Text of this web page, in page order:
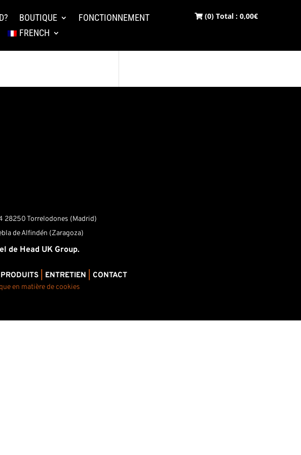
BOUTIQUE
FONCTIONNEMENT
FRENCH
(0) Total :0,00€
28250 Torrelodones (Madrid)
de Alfindén (Zaragoza)
de Head UK Group.
PRODUITS ENTRETIEN CONTACT
en matière de cookies